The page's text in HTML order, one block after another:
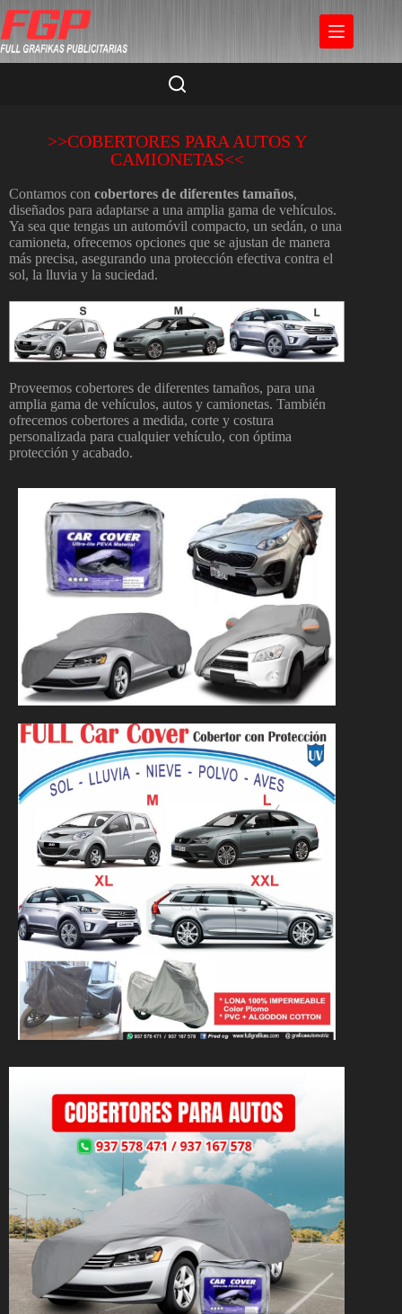
>>COBERTORES PARA AUTOS Y
CAMIONETAS<<
Contamos con cobertores de diferentes tamaños,
diseñados para adaptarse a una amplia gama de vehículos.
Ya sea que tengas un automóvil compacto, un sedán, o una
camioneta, ofrecemos opciones que se ajustan de manera
más precisa, asegurando una protección efectiva contra el
sol, la lluvia y la suciedad.
Proveemos cobertores de diferentes tamaños, para una
amplia gama de vehículos, autos y camionetas. También
ofrecemos cobertores a medida, corte y costura
personalizada para cualquier vehículo, con óptima
protección y acabado.